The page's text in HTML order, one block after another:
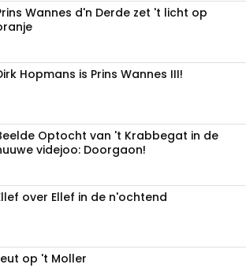
Wannes d'n Derde zet 't licht op
Hopmans is Prins Wannes III!
Optocht van 't Krabbegat in de
videjoo: Doorgaon!
over Ellef in de n'ochtend
op 't Moller